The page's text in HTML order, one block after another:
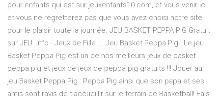
pour enfants qui est sur jeuxenfants10.com, et vous venir ici
et vous ne regretterez pas que vous avez choisi notre site
pour le plaisir toute la journée. JEU BASKET PEPPA PIG Gratuit
sur JEU .info - Jeux de Fille ... Jeu Basket Peppa Pig : Le jeu
Basket Peppa Pig est un de nos meilleurs jeux de basket
peppa pig et jeux de jeux de peppa pig gratuits !!! Jouer au
jeu Basket Peppa Pig : Peppa Pig ainsi que son papa et ses
amis sont ravis de t'accueillir sur le terrain de Basketball! Fais